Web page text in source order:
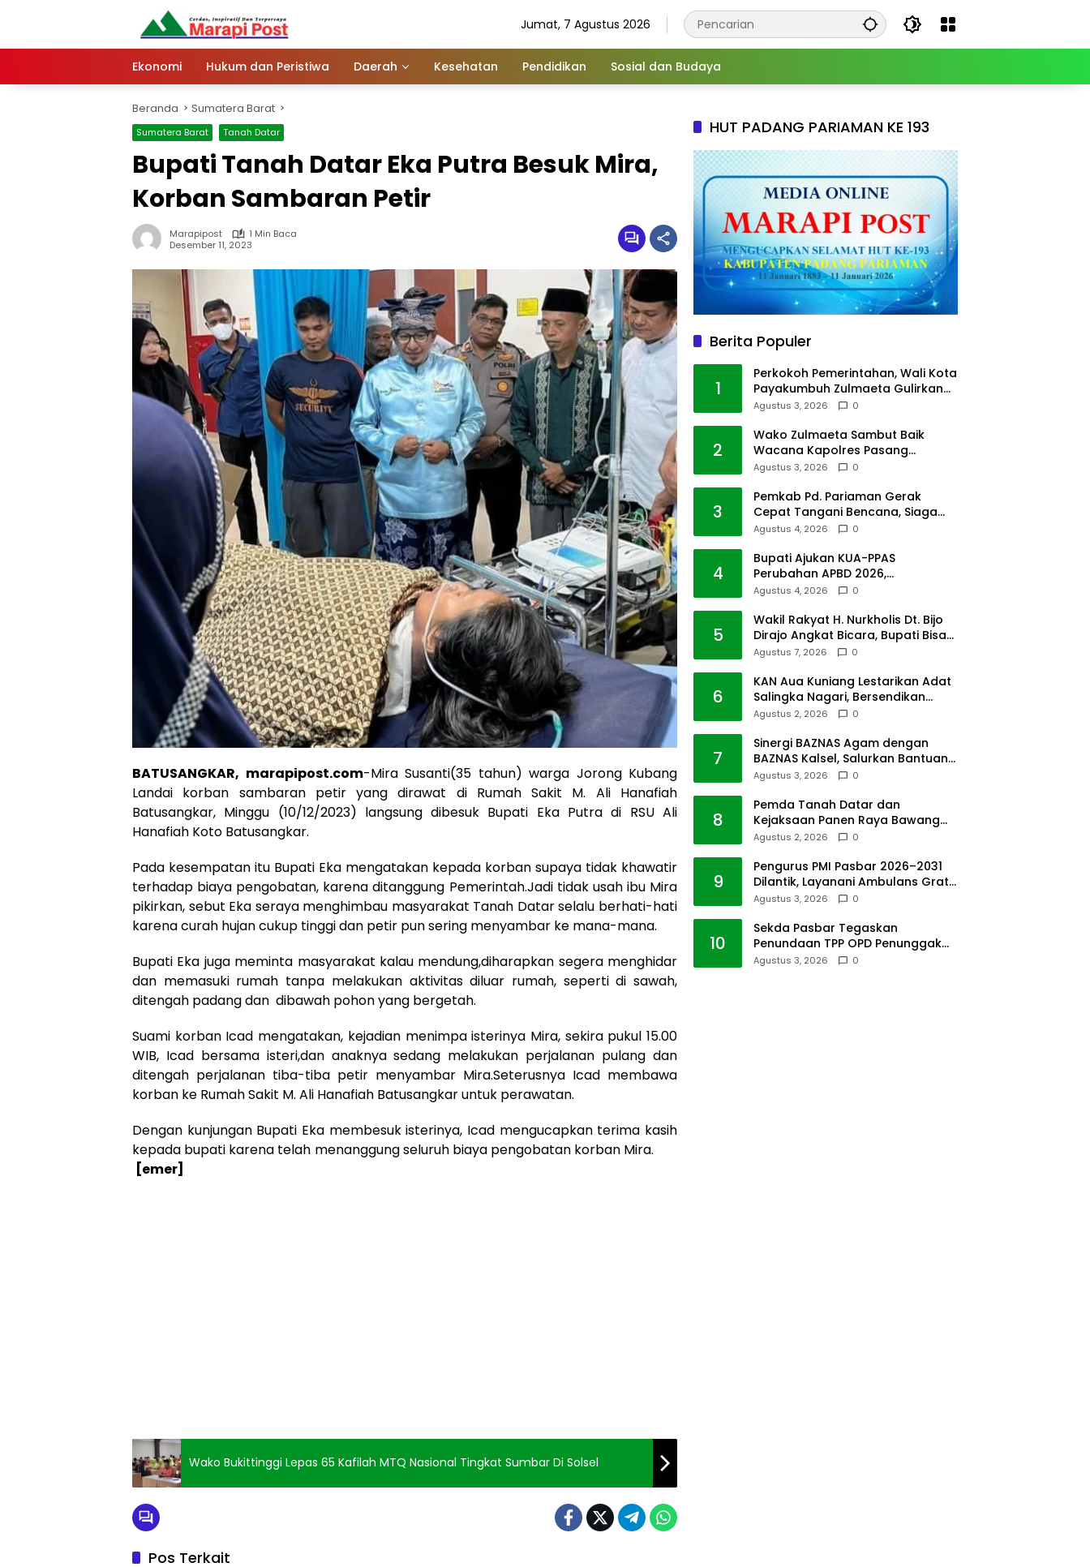
Jumat, 7 Agustus 2026
Ekonomi Hukum dan Peristiwa Daerah Kesehatan Pendidikan Sosial dan Budaya
Beranda Sumatera Barat
Sumatera Barat Tanah Datar
Bupati Tanah Datar Eka Putra Besuk Mira,
Korban Sambaran Petir
Marapipost
1 Min Baca
Desember 11, 2023
BATUSANGKAR, marapipost.com-Mira Susanti(35 tahun) warga Jorong Kubang
Landai korban sambaran petir yang dirawat di Rumah Sakit M. Ali Hanafiah
Batusangkar, Minggu (10/12/2023) langsung dibesuk Bupati Eka Putra di RSU Ali
Hanafiah Koto Batusangkar.
Pada kesempatan itu Bupati Eka mengatakan kepada korban supaya tidak khawatir
terhadap biaya pengobatan, karena ditanggung Pemerintah.Jadi tidak usah ibu Mira
pikirkan, sebut Eka seraya menghimbau masyarakat Tanah Datar selalu berhati-hati
karena curah hujan cukup tinggi dan petir pun sering menyambar ke mana-mana.
Bupati Eka juga meminta masyarakat kalau mendung,diharapkan segera menghidar
dan memasuki rumah tanpa melakukan aktivitas diluar rumah, seperti di sawah,
ditengah padang dan dibawah pohon yang bergetah.
Suami korban Icad mengatakan, kejadian menimpa isterinya Mira, sekira pukul 15.00
WIB, Icad bersama isteri,dan anaknya sedang melakukan perjalanan pulang dan
ditengah perjalanan tiba-tiba petir menyambar Mira.Seterusnya Icad membawa
korban ke Rumah Sakit M. Ali Hanafiah Batusangkar untuk perawatan.
Dengan kunjungan Bupati Eka membesuk isterinya, Icad mengucapkan terima kasih
kepada bupati karena telah menanggung seluruh biaya pengobatan korban Mira.
[emer]
Wako Bukittinggi Lepas 65 Kafilah MTQ Nasional Tingkat Sumbar Di Solsel
Pos Terkait
HUT PADANG PARIAMAN KE 193
Berita Populer
1
Perkokoh Pemerintahan, Wali Kota
Payakumbuh Zulmaeta Gulirkan
Jabatan
Agustus 3, 2026 0
2
Wako Zulmaeta Sambut Baik
Wacana Kapolres Pasang
Kamera Pantau Lalin
Agustus 3, 2026 0
3
Pemkab Pd. Pariaman Gerak
Cepat Tangani Bencana, Siaga
Cuaca Ekstrem
Agustus 4, 2026 0
4
Bupati Ajukan KUA-PPAS
Perubahan APBD 2026,
Pendapatan Pasbar Naik 15
Agustus 4, 2026 0
5
Wakil Rakyat H. Nurkholis Dt. Bijo
Dirajo Angkat Bicara, Bupati Bisa
Digugat
Agustus 7, 2026 0
6
KAN Aua Kuniang Lestarikan Adat
Salingka Nagari, Bersendikan
Kitabullah
Agustus 2, 2026 0
7
Sinergi BAZNAS Agam dengan
BAZNAS Kalsel, Salurkan Bantuan
Bencana Alam
Agustus 3, 2026 0
8
Pemda Tanah Datar dan
Kejaksaan Panen Raya Bawang
Merah di Sawah Tangah
Agustus 2, 2026 0
9
Pengurus PMI Pasbar 2026–2031
Dilantik, Layanani Ambulans Gratis
ke Padang
Agustus 3, 2026 0
10
Sekda Pasbar Tegaskan
Penundaan TPP OPD Penunggak
Pajak Kendaraan Dinas
Agustus 3, 2026 0